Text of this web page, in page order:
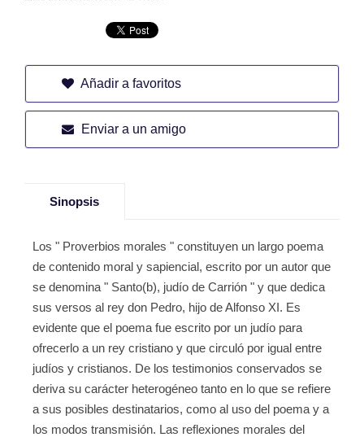
Añadir a favoritos
Enviar a un amigo
Sinopsis
Los " Proverbios morales " constituyen un largo poema
de contenido moral y sapiencial, escrito por un autor que
se denomina " Santo(b), judío de Carrión " y que dedica
sus versos al rey don Pedro, hijo de Alfonso XI. Es
evidente que el poema fue escrito por un judío para
ofrecerlo a un rey cristiano y que circuló por igual entre
judíos y cristianos. De los testimonios conservados se
deriva su carácter heterogéneo tanto en lo que se refiere
a sus posibles destinatarios, como al uso del poema y a
los modos transmisión. Las reflexiones morales del